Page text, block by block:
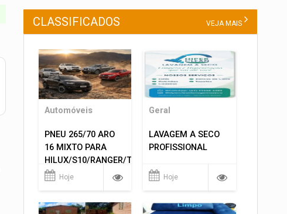
CLASSIFICADOS VEJA MAIS
Automóveis
PNEU 265/70 ARO
16 MIXTO PARA
HILUX/S10/RANGER/TRITON
ETC... MONTAGEM
Hoje
Geral
LAVAGEM A SECO
PROFISSIONAL
Hoje